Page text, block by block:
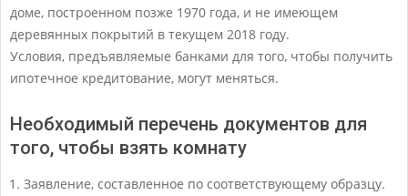
доме, построенном позже 1970 года, и не имеющем
деревянных покрытий в текущем 2018 году.
Условия, предъявляемые банками для того, чтобы получить
ипотечное кредитование, могут меняться.
Необходимый перечень документов для
того, чтобы взять комнату
Заявление, составленное по соответствующему образцу.